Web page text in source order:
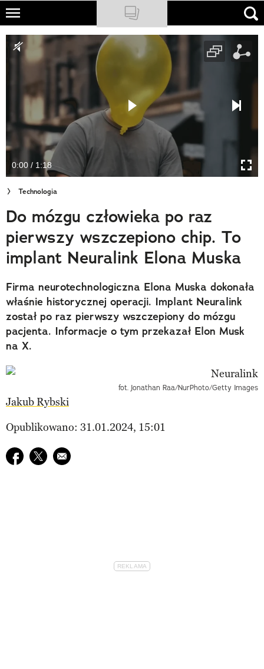
Skip
main
content
NATIONAL GEOGRAPHIC
TRAVELER
Newsletter
Cuda Polski
Wielki Konkurs Fotograficzny
Trendbook Podróżniczy
Polecane
0:00 / 1:18
Technologia
Do mózgu człowieka po raz
pierwszy wszczepiono chip. To
implant Neuralink Elona Muska
Firma neurotechnologiczna Elona Muska dokonała
właśnie historycznej operacji. Implant Neuralink
został po raz pierwszy wszczepiony do mózgu
pacjenta. Informacje o tym przekazał Elon Musk
na X.
fot. Jonathan Raa/NurPhoto/Getty Images
Jakub Rybski
Opublikowano: 31.01.2024, 15:01
Udostępnij na facebook
Udostępnij na twitter
E-mail do przyjaciela